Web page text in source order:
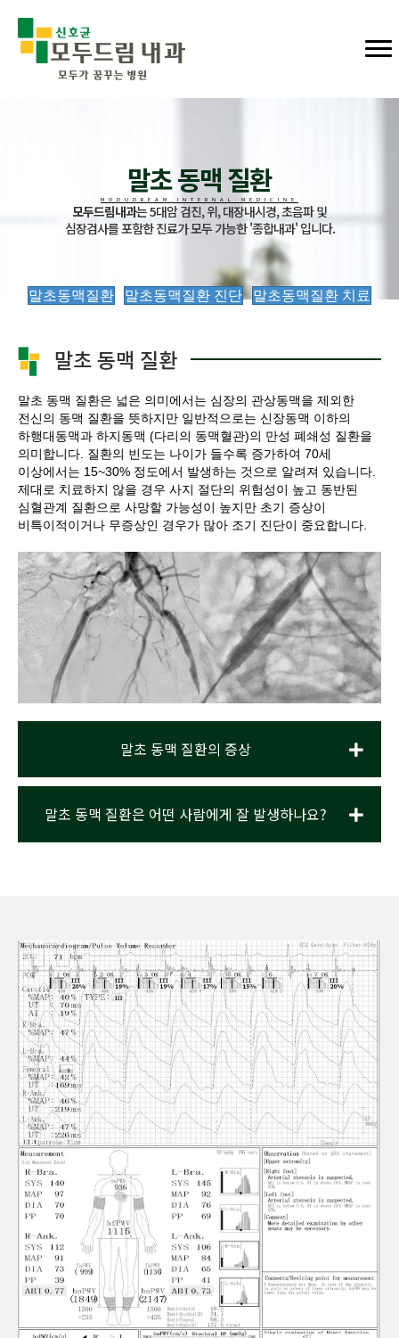
말초 동맥 질환
MODUDREAM INTERNAL MEDICINE
모두드림내과는 5대암 검진, 위, 대장내시경, 초음파 및
심장검사를 포함한 진료가 모두 가능한 '종합내과' 입니다.
말초동맥질환 말초동맥질환 진단 말초동맥질환 치료
말초 동맥 질환
말초 동맥 질환은 넓은 의미에서는 심장의 관상동맥을 제외한
전신의 동맥 질환을 뜻하지만 일반적으로는 신장동맥 이하의
하행대동맥과 하지동맥 (다리의 동맥혈관)의 만성 폐쇄성 질환을
의미합니다. 질환의 빈도는 나이가 들수록 증가하여 70세
이상에서는 15~30% 정도에서 발생하는 것으로 알려져 있습니다.
제대로 치료하지 않을 경우 사지 절단의 위험성이 높고 동반된
심혈관계 질환으로 사망할 가능성이 높지만 초기 증상이
비특이적이거나 무증상인 경우가 많아 조기 진단이 중요합니다.
말초 동맥 질환의 증상
말초 동맥 질환은 어떤 사람에게 잘 발생하나요?